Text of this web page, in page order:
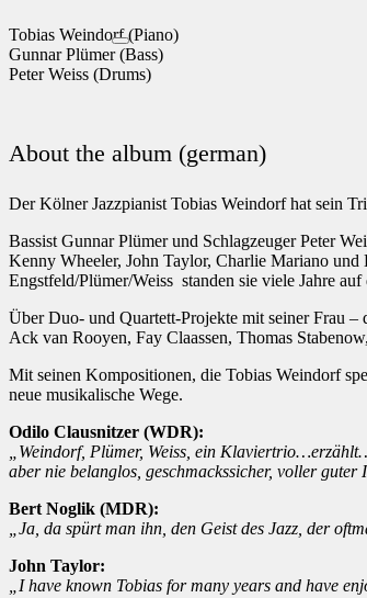
Tobias Weindorf (Piano)
Gunnar Plümer (Bass)
Peter Weiss (Drums)
About the album (german)
Der Kölner Jazzpianist Tobias Weindorf hat sein
Bassist Gunnar Plümer und Schlagzeuger Peter
Kenny Wheeler, John Taylor, Charlie Mariano
Engstfeld/Plümer/Weiss standen sie viele Jahre
Über Duo- und Quartett-Projekte mit seiner Frau
Ack van Rooyen, Fay Claassen, Thomas
Mit seinen Kompositionen, die Tobias Weindorf
neue musikalische Wege.
Odilo Clausnitzer (WDR):
„Weindorf, Plümer, Weiss, ein
aber nie belanglos, geschmackssicher, voller guter
Bert Noglik (MDR):
„Ja, da spürt man ihn, den Geist des Jazz, der
John Taylor:
„I have known Tobias for many years and have